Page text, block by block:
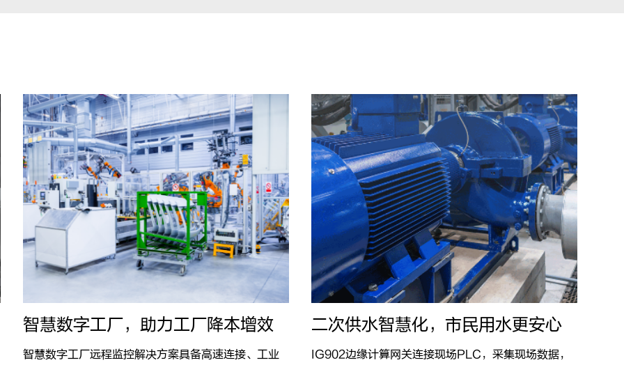
智慧数字工厂，助力工厂降本增效
智慧数字工厂远程监控解决方案具备高速连接、工业
二次供水智慧化，市民用水更安心
IG902边缘计算网关连接现场PLC，采集现场数据，